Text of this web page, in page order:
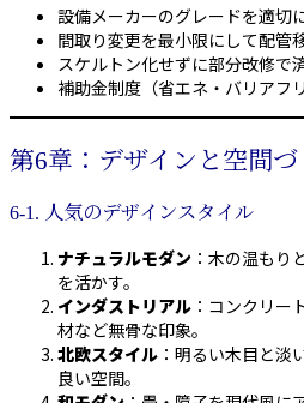
設備メーカーのグレードを適切
間取り変更を最小限にして配管
スケルトン化せずに部分改修で
補助金制度（省エネ・バリアフ
第6章：デザインと空間
6-1. 人気のデザインスタイル
ナチュラルモダン ：木の温もり
を活かす。
インダストリアル ：コンクリー
材など無骨な印象。
北欧スタイル ：明るい木目と淡
良い空間。